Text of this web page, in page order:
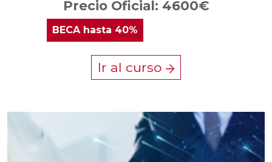
Precio Oficial: 4600€
BECAhasta 40%
Ir al curso